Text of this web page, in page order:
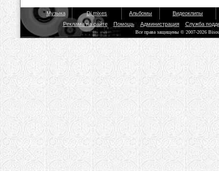
Музыка Dj mixes Альбомы
Видеоклипы
Реклама на сайте
Помощь Администрация Служба
Все права защищены © 2007-2026